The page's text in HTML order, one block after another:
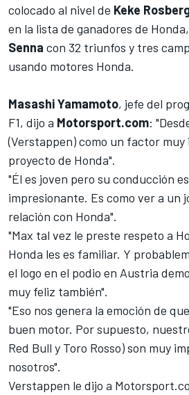
colocado al nivel de Keke
en la lista de ganadores de
Senna con 32 triunfos y tres
usando motores Honda.
Masashi Yamamoto, jefe del
F1, dijo a Motorsport.com:
(Verstappen) como un factor
proyecto de Honda".
"Él es joven pero su conducción
impresionante. Es como ver a un
relación con Honda".
"Max tal vez le preste respeto a
Honda les es familiar. Y
el logo en el podio en Austria
muy feliz también".
"Eso nos genera la emoción de
buen motor. Por supuesto,
Red Bull y Toro Rosso) son muy
nosotros".
Verstappen le dijo a